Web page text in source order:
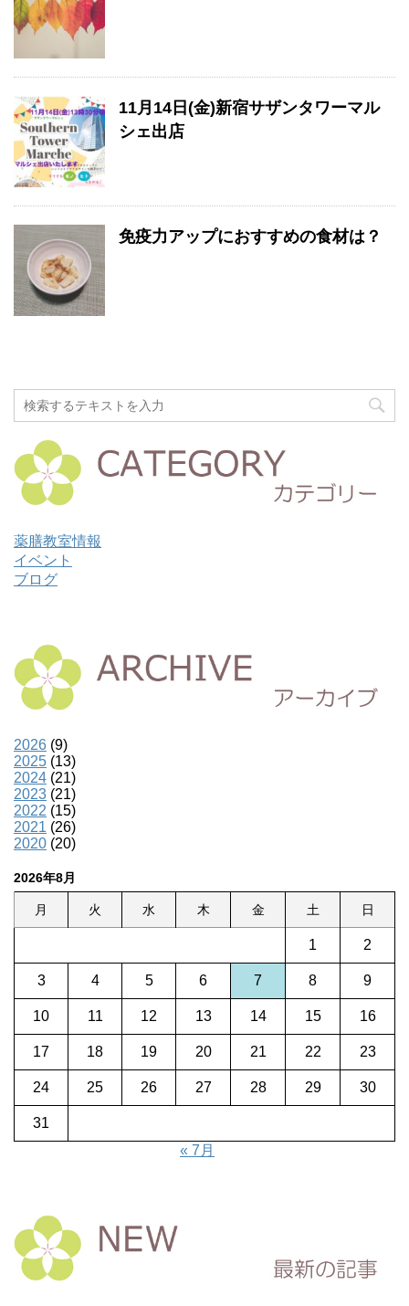
11月14日(金)新宿サザンタワーマル
シェ出店
免疫力アップにおすすめの食材は？
薬膳教室情報
イベント
ブログ
2026 (9)
2025 (13)
2024 (21)
2023 (21)
2022 (15)
2021 (26)
2020 (20)
2026年8月
月 火 水 木 金 土 日
1 2
3 4 5 6 7 8 9
10 11 12 13 14 15 16
17 18 19 20 21 22 23
24 25 26 27 28 29 30
31
« 7月